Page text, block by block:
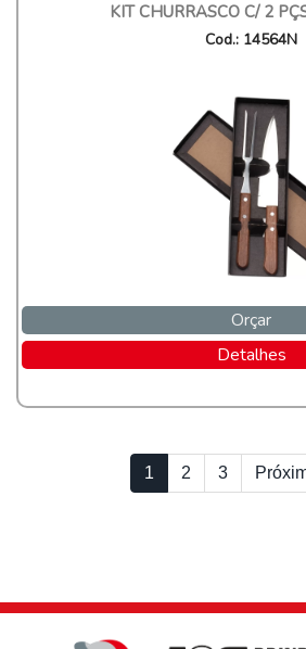
KIT CHURRASCO C/ 2
Cod.: 14564N
Orçar
Detalhes
1 2 3